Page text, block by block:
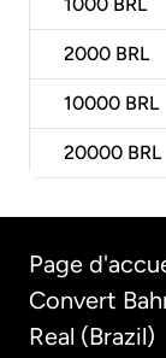
1000 BRL
2000 BRL
10000 BRL
20000 BRL
Page
Convert
Real (Brazil)